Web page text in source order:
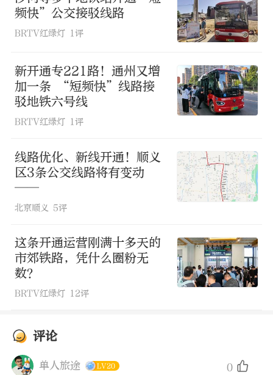
快”接驳线路试运营，为朗芳园等10个小
区居民接驳地铁6号线提供了更为快捷的
出行服务。开行以来，以上线路试运行效
试乘反馈情况正式开通。
同时，围绕“截旧开新”，地铁五棵松站
计划截取既有线路“区间”1条、新开1-2
条“短频快”线路，目前正在积极开展运
营筹备工作。
浏览 381次
频快”公交接驳线路
BRTV红绿灯 1评
新开通专221路！通州又增
加一条 “短频快”线路接
驳地铁六号线
BRTV红绿灯 1评
线路优化、新线开通！顺义
区3条公交线路将有变动
——
北京顺义 5评
这条开通运营刚满十多天的
市郊铁路，凭什么圈粉无
数？
BRTV红绿灯 12评
评论
单人旅途 LV20 0